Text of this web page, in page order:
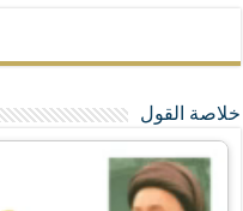
خلاصة القول